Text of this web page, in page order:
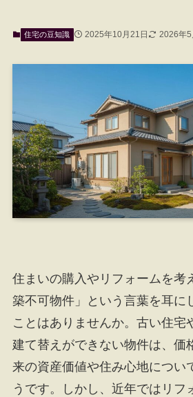
住宅の豆知識 2025年10月21日 2026年5
住まいの購入やリフォームを考
築不可物件」という言葉を耳に
ことはありませんか。古い住宅
建て替えができない物件は、価
来の資産価値や住み心地につい
うです。しかし、近年ではリフ